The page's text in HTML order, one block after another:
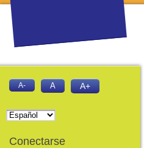
A- A A+
Conectarse